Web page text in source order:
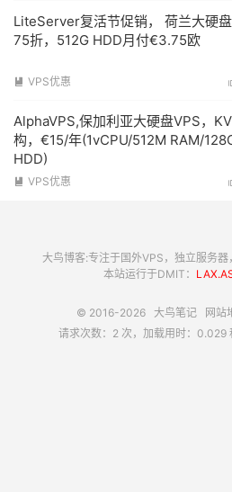
LiteServer复活节促销， 荷兰大硬
75折，512G HDD月付€3.75欧
 VPS优惠
AlphaVPS,保加利亚大硬盘VPS，
构，€15/年(1vCPU/512M RAM/
HDD)
 VPS优惠
大鸟博客:专注于国外VPS，独立服务
本站运行于DMIT：
© 2016-2026 大鸟笔记 网站
请求次数：2 次，加载用时：0.029